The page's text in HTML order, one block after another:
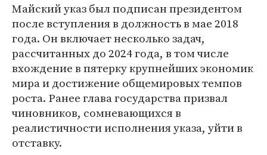
Майский указ был подписан президентом
после вступления в должность в мае 2018
года. Он включает несколько задач,
рассчитанных до 2024 года, в том числе
вхождение в пятерку крупнейших экономик
мира и достижение общемировых темпов
роста. Ранее глава государства призвал
чиновников, сомневающихся в
реалистичности исполнения указа, уйти в
отставку.